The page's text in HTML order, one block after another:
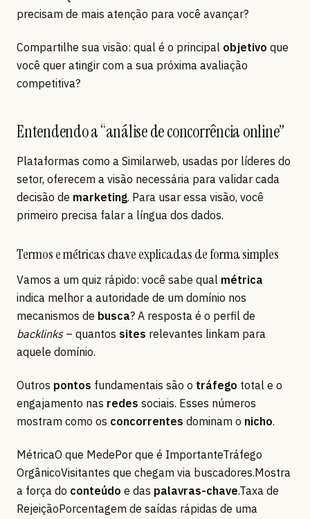
precisam de mais atenção para você avançar?
Compartilhe sua visão: qual é o principal objetivo que
você quer atingir com a sua próxima avaliação
competitiva?
Entendendo a “análise de concorrência online”
Plataformas como a Similarweb, usadas por líderes do
setor, oferecem a visão necessária para validar cada
decisão de marketing. Para usar essa visão, você
primeiro precisa falar a língua dos dados.
Termos e métricas chave explicadas de forma simples
Vamos a um quiz rápido: você sabe qual métrica
indica melhor a autoridade de um domínio nos
mecanismos de busca? A resposta é o perfil de
backlinks– quantos sites relevantes linkam para
aquele domínio.
Outros pontos fundamentais são o tráfego total e o
engajamento nas redes sociais. Esses números
mostram como os concorrentes dominam o nicho.
MétricaO que MedePor que é ImportanteTráfego
OrgânicoVisitantes que chegam via buscadores.Mostra
a força do conteúdo e das palavras-chave.Taxa de
RejeiçãoPorcentagem de saídas rápidas de uma